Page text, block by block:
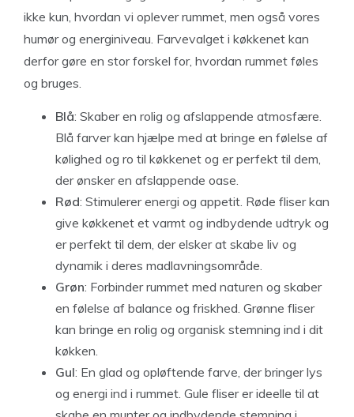
ikke kun, hvordan vi oplever rummet, men også vores
humør og energiniveau. Farvevalget i køkkenet kan
derfor gøre en stor forskel for, hvordan rummet føles
og bruges.
Blå: Skaber en rolig og afslappende atmosfære.
Blå farver kan hjælpe med at bringe en følelse af
kølighed og ro til køkkenet og er perfekt til dem,
der ønsker en afslappende oase.
Rød: Stimulerer energi og appetit. Røde fliser kan
give køkkenet et varmt og indbydende udtryk og
er perfekt til dem, der elsker at skabe liv og
dynamik i deres madlavningsområde.
Grøn: Forbinder rummet med naturen og skaber
en følelse af balance og friskhed. Grønne fliser
kan bringe en rolig og organisk stemning ind i dit
køkken.
Gul: En glad og opløftende farve, der bringer lys
og energi ind i rummet. Gule fliser er ideelle til at